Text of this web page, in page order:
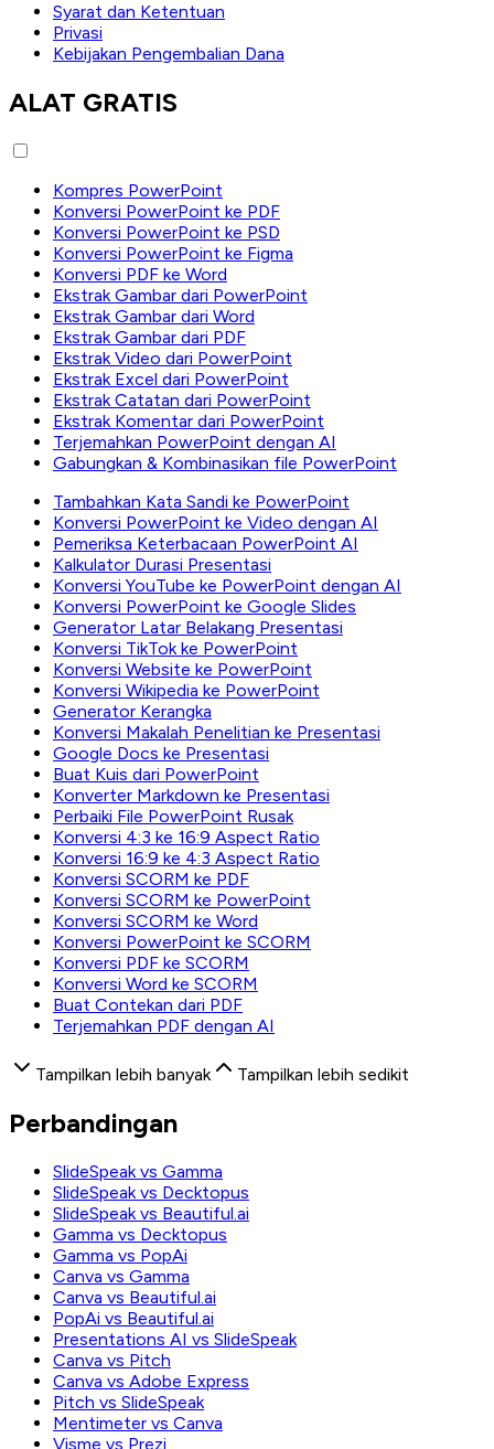
Syarat dan Ketentuan
Privasi
Kebijakan Pengembalian Dana
ALAT GRATIS
Kompres PowerPoint
Konversi PowerPoint ke PDF
Konversi PowerPoint ke PSD
Konversi PowerPoint ke Figma
Konversi PDF ke Word
Ekstrak Gambar dari PowerPoint
Ekstrak Gambar dari Word
Ekstrak Gambar dari PDF
Ekstrak Video dari PowerPoint
Ekstrak Excel dari PowerPoint
Ekstrak Catatan dari PowerPoint
Ekstrak Komentar dari PowerPoint
Terjemahkan PowerPoint dengan AI
Gabungkan & Kombinasikan file PowerPoint
Tambahkan Kata Sandi ke PowerPoint
Konversi PowerPoint ke Video dengan AI
Pemeriksa Keterbacaan PowerPoint AI
Kalkulator Durasi Presentasi
Konversi YouTube ke PowerPoint dengan AI
Konversi PowerPoint ke Google Slides
Generator Latar Belakang Presentasi
Konversi TikTok ke PowerPoint
Konversi Website ke PowerPoint
Konversi Wikipedia ke PowerPoint
Generator Kerangka
Konversi Makalah Penelitian ke Presentasi
Google Docs ke Presentasi
Buat Kuis dari PowerPoint
Konverter Markdown ke Presentasi
Perbaiki File PowerPoint Rusak
Konversi 4:3 ke 16:9 Aspect Ratio
Konversi 16:9 ke 4:3 Aspect Ratio
Konversi SCORM ke PDF
Konversi SCORM ke PowerPoint
Konversi SCORM ke Word
Konversi PowerPoint ke SCORM
Konversi PDF ke SCORM
Konversi Word ke SCORM
Buat Contekan dari PDF
Terjemahkan PDF dengan AI
Tampilkan lebih banyak Tampilkan lebih sedikit
Perbandingan
SlideSpeak vs Gamma
SlideSpeak vs Decktopus
SlideSpeak vs Beautiful.ai
Gamma vs Decktopus
Gamma vs PopAi
Canva vs Gamma
Canva vs Beautiful.ai
PopAi vs Beautiful.ai
Presentations AI vs SlideSpeak
Canva vs Pitch
Canva vs Adobe Express
Pitch vs SlideSpeak
Mentimeter vs Canva
Visme vs Prezi